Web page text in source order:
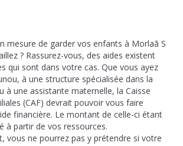
mesure de garder vos enfants à Morlaã S
? Rassurez-vous, des aides existent
qui sont dans votre cas. Que vous ayez
à une structure spécialisée dans la
à une assistante maternelle, la Caisse
(CAF) devrait pouvoir vous faire
financière. Le montant de celle-ci étant
à partir de vos ressources.
vous ne pourrez pas y prétendre si votre